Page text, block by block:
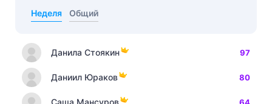
Неделя Общий
Данила Стоякин 97
Даниил Юраков 80
Саша Мансуров